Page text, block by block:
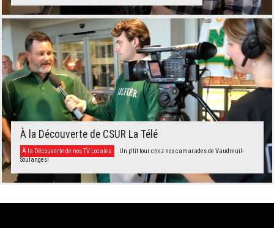
À la Découverte de CSUR La Télé
À la Découverte de nos TV Locales
Un p'tit tour chez nos camarades de Vaudreuil-
Soulanges!